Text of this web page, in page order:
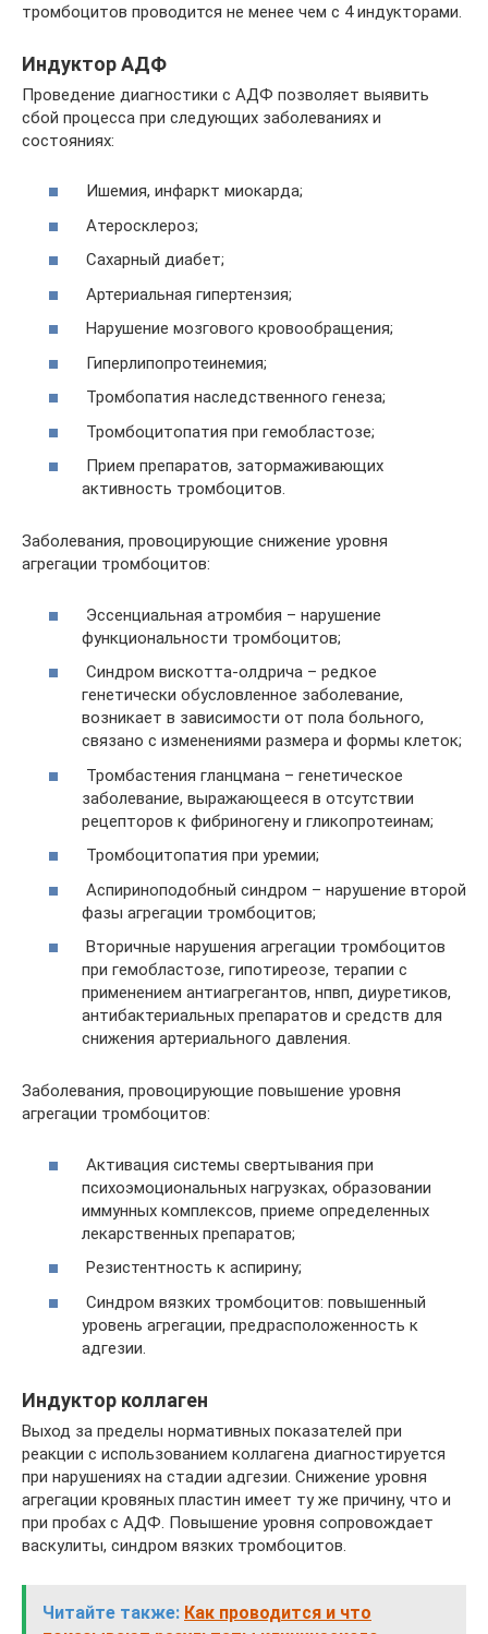
тромбоцитов проводится не менее чем с 4 индукторами.
Индуктор АДФ
Проведение диагностики с АДФ позволяет выявить
сбой процесса при следующих заболеваниях и
состояниях:
Ишемия, инфаркт миокарда;
Атеросклероз;
Сахарный диабет;
Артериальная гипертензия;
Нарушение мозгового кровообращения;
Гиперлипопротеинемия;
Тромбопатия наследственного генеза;
Тромбоцитопатия при гемобластозе;
Прием препаратов, затормаживающих
активность тромбоцитов.
Заболевания, провоцирующие снижение уровня
агрегации тромбоцитов:
Эссенциальная атромбия – нарушение
функциональности тромбоцитов;
Синдром вискотта-олдрича – редкое
генетически обусловленное заболевание,
возникает в зависимости от пола больного,
связано с изменениями размера и формы клеток;
Тромбастения гланцмана – генетическое
заболевание, выражающееся в отсутствии
рецепторов к фибриногену и гликопротеинам;
Тромбоцитопатия при уремии;
Аспириноподобный синдром – нарушение второй
фазы агрегации тромбоцитов;
Вторичные нарушения агрегации тромбоцитов
при гемобластозе, гипотиреозе, терапии с
применением антиагрегантов, нпвп, диуретиков,
антибактериальных препаратов и средств для
снижения артериального давления.
Заболевания, провоцирующие повышение уровня
агрегации тромбоцитов:
Активация системы свертывания при
психоэмоциональных нагрузках, образовании
иммунных комплексов, приеме определенных
лекарственных препаратов;
Резистентность к аспирину;
Синдром вязких тромбоцитов: повышенный
уровень агрегации, предрасположенность к
адгезии.
Индуктор коллаген
Выход за пределы нормативных показателей при
реакции с использованием коллагена диагностируется
при нарушениях на стадии адгезии. Снижение уровня
агрегации кровяных пластин имеет ту же причину, что и
при пробах с АДФ. Повышение уровня сопровождает
васкулиты, синдром вязких тромбоцитов.
Читайте также: Как проводится и что